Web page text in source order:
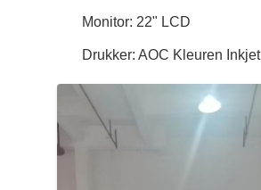
Monitor: 22" LCD
Drukker: AOC Kleuren Inkjet